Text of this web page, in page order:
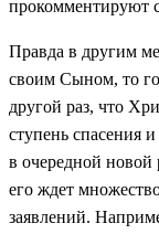
прокомментируют
Правда в другим
своим Сыном, то
другой раз, что
ступень спасения
в очередной
его ждет
заявлений.